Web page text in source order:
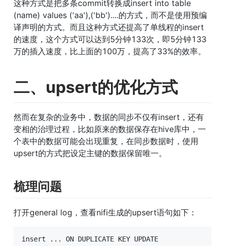
这种方式是把多条commit转换成insert into table
(name) values ('aa'),('bb')....的方式，而不是使用预编
译声明的方式。而且这种方式还提高了单线程的insert
的速度，这个方式可以达到5分钟133次，即5分钟133
万的插入速度，比上面的100万，提高了33%的效率。
二、upsert的优化方式
然而在复杂的业务中，数据的同步不仅有insert，还有
变相的治理过程，比如原来的数据保存在hive库中，一
个表中的数据可能会出现重复，在同步数据时，使用
upsert的方式把设定主键的数据保留唯一。
梳理问题
打开general log，查看nifi生成的upsert语句如下：
insert ... ON DUPLICATE KEY UPDATE